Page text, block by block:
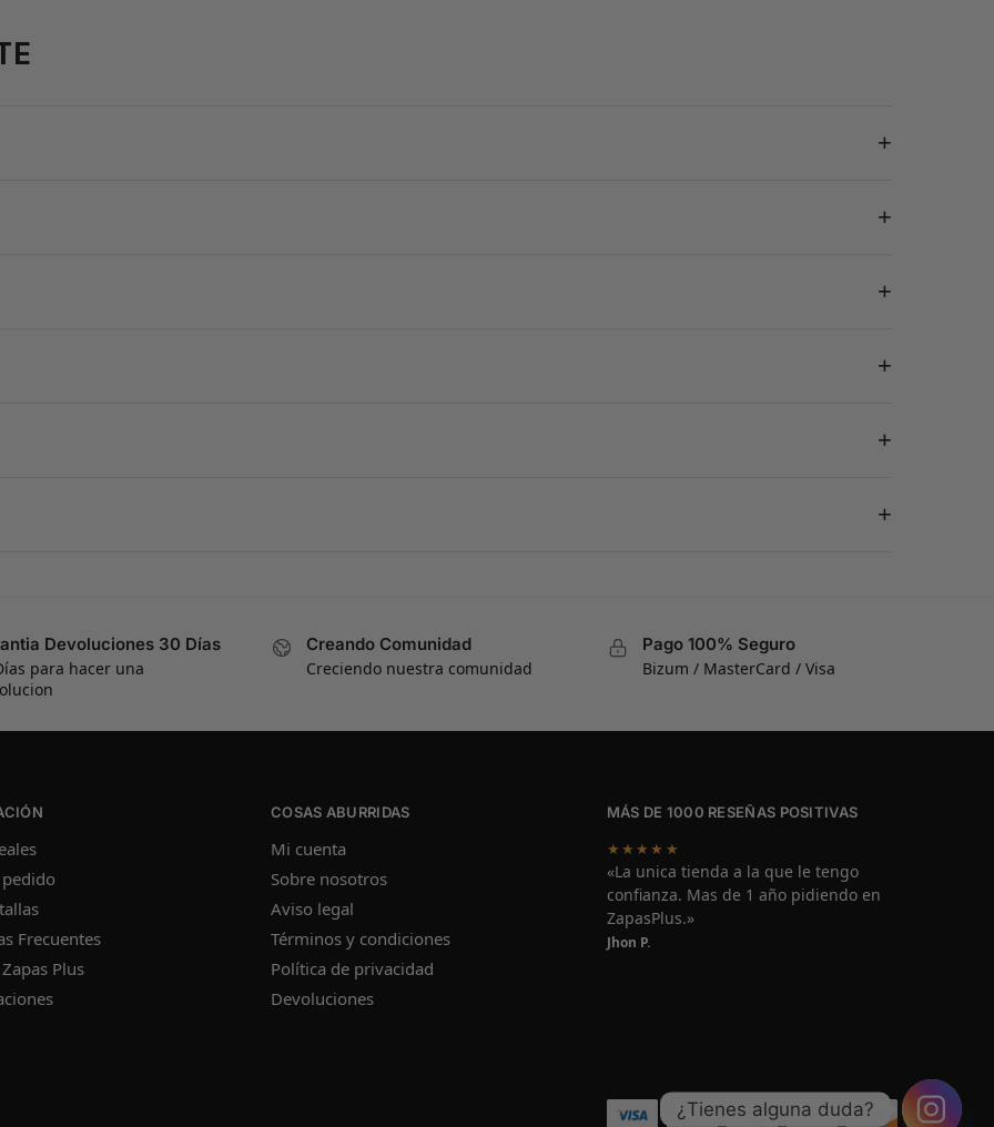
+
+
+
+
+
+
Devoluciones 30 Días
para hacer una
Creando Comunidad
Creciendo nuestra comunidad
Pago 100% Seguro
Bizum / MasterCard / Visa
Frecuentes
Plus
COSAS ABURRIDAS
Mi cuenta
Sobre nosotros
Aviso legal
Términos y condiciones
Política de privacidad
Devoluciones
MÁS DE 1000 RESEÑAS POSITIVAS
★★★★★
«La unica tienda a la que le tengo
confianza. Mas de 1 año pidiendo en
ZapasPlus.»
Jhon P.
¿Tienes alguna duda?